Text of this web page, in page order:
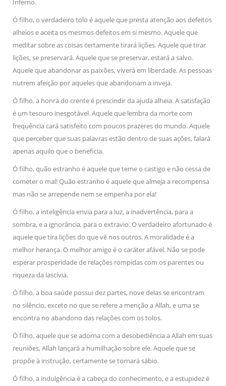
Inferno.
Ó filho, o verdadeiro tolo é aquele que presta atenção aos defeitos
alheios e aceita os mesmos defeitos em si mesmo. Aquele que
meditar sobre as coisas certamente tirará lições. Aquele que tirar
lições, se preservará. Aquele que se preservar, estará a salvo.
Aquele que abandonar as paixões, viverá em liberdade. As pessoas
nutrem afeição por aqueles que abandonam a inveja.
Ó filho, a honra do crente é prescindir da ajuda alheia. A satisfação
é um tesouro inesgotável. Aquele que lembra da morte com
frequência cará satisfeito com poucos prazeres do mundo. Aquele
que perceber que suas palavras estão dentro de suas ações, falará
apenas aquilo que o beneficia.
Ó filho, quão estranho é aquele que teme o castigo e não cessa de
cometer o mal! Quão estranho é aquele que almeja a recompensa
mas não se arrepende nem se empenha por ela!
Ó filho, a inteligência envia para a luz, a inadvertência, para a
sombra, e a ignorância, para o extravio. O verdadeiro afortunado é
aquele que tira lições do que vê nos outros. A moralidade é a
melhor herança. O melhor amigo é o caráter afável. Não se pode
esperar prosperidade de relações rompidas com os parentes ou
riqueza da lascívia.
Ó filho, a boa saúde possui dez partes, nove delas se encontram
no silêncio, exceto no que se refere a menção a Allah, e uma se
encontra no abandono das relações com os tolos.
Ó filho, aquele que se adorna com a desobediência a Allah em suas
reuniões, Allah lançará a humilhação sobre ele. Aquele que se
propõe à instrução, certamente se tornará sábio.
Ó filho, a indulgência é a cabeça do conhecimento, e a estupidez é